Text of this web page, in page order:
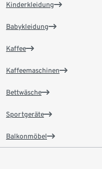
Kinderkleidung
Babykleidung
Kaffee
Kaffeemaschinen
Bettwäsche
Sportgeräte
Balkonmöbel